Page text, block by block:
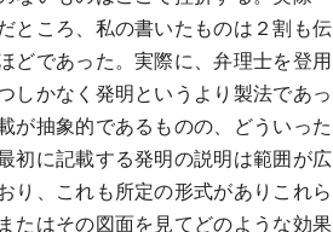
ところ、私の書いたものは２割も伝
どであった。実際に、弁理士を登用
しかなく発明というより製法であっ
が抽象的であるものの、どういった
初に記載する発明の説明は範囲が広
り、これも所定の形式がありこれら
たはその図面を見てどのような効果